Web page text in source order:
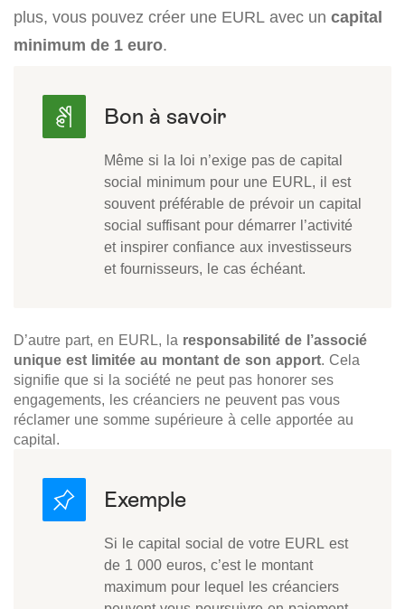
plus, vous pouvez créer une EURL avec un capital
minimum de 1 euro.
Même si la loi n’exige pas de capital
social minimum pour une EURL, il est
souvent préférable de prévoir un capital
social suffisant pour démarrer l’activité
et inspirer confiance aux investisseurs
et fournisseurs, le cas échéant.
D’autre part, en EURL, la responsabilité de l’associé
unique est limitée au montant de son apport. Cela
signifie que si la société ne peut pas honorer ses
engagements, les créanciers ne peuvent pas vous
réclamer une somme supérieure à celle apportée au
capital.
Si le capital social de votre EURL est
de 1 000 euros, c’est le montant
maximum pour lequel les créanciers